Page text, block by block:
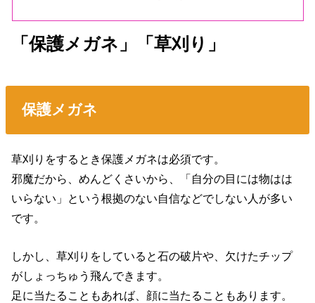
「保護メガネ」「草刈り」
保護メガネ
草刈りをするとき保護メガネは必須です。
邪魔だから、めんどくさいから、「自分の目には物はは
いらない」という根拠のない自信などでしない人が多い
です。
しかし、草刈りをしていると石の破片や、欠けたチップ
がしょっちゅう飛んできます。
足に当たることもあれば、顔に当たることもあります。